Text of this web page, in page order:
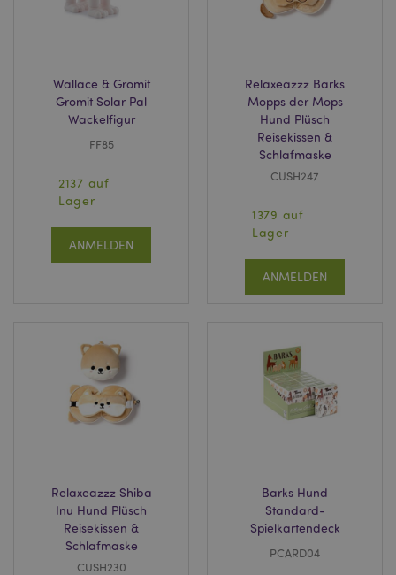
Wallace & Gromit
Gromit Solar Pal
Wackelfigur
FF85
2137 auf
Lager
ANMELDEN
Relaxeazzz Barks
Mopps der Mops
Hund Plüsch
Reisekissen &
Schlafmaske
CUSH247
1379 auf
Lager
ANMELDEN
Relaxeazzz Shiba
Inu Hund Plüsch
Reisekissen &
Schlafmaske
CUSH230
Barks Hund
Standard-
Spielkartendeck
PCARD04